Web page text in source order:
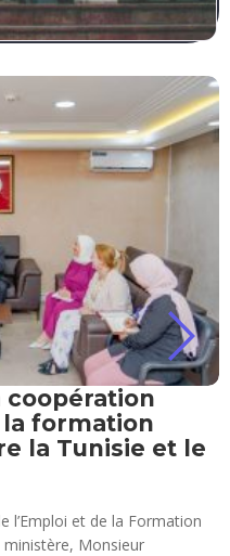
coopération
formation
la Tunisie et le
l’Emploi et de la Formation
ministère, Monsieur